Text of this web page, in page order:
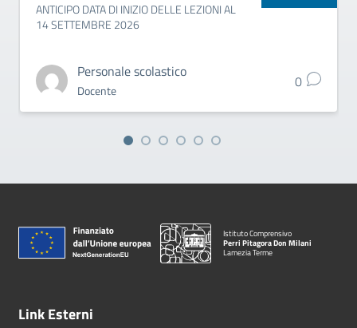
ANTICIPO DATA DI INIZIO DELLE LEZIONI AL
14 SETTEMBRE 2026
Personale scolastico
Docente 0
Istituto Comprensivo
Perri Pitagora Don Milani
Lamezia Terme
Link Esterni